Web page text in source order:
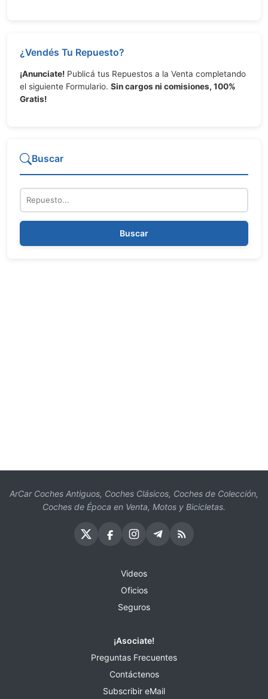
¿Vendés Tu Repuesto?
¡Anunciate! Publicá tus Repuestos a la Venta completando
el siguiente Formulario. Sin cargos ni comisiones, 100%
Gratis!
Buscar
Repuesto
Buscar
ArCar Coches Antiguos, Coches Clásicos, Coches de Colección,
Coches de Época en Venta, Motos y Bicicletas.
Videos
Oficios
Seguros
¡Asociate!
Preguntas Frecuentes
Contáctenos
Subscribir eMail